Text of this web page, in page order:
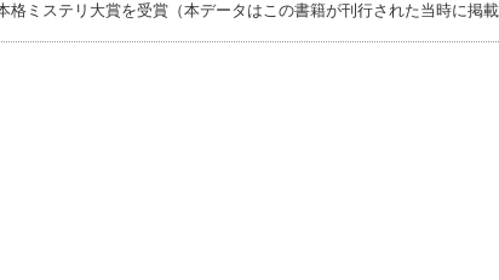
格ミステリ大賞を受賞（本データはこの書籍が刊行された当時に掲載